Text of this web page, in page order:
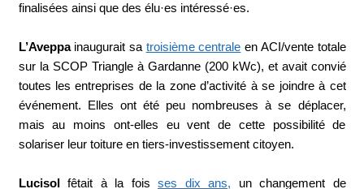
finalisées ainsi que des élu·es intéressé·es.
L’Aveppainaugurait sa troisième centrale en ACI/vente totale
sur la SCOP Triangle à Gardanne (200 kWc), et avait convié
toutes les entreprises de la zone d’activité à se joindre à cet
événement. Elles ont été peu nombreuses à se déplacer,
mais au moins ont-elles eu vent de cette possibilité de
solariser leur toiture en tiers-investissement citoyen.
Lucisolfêtait à la fois ses dix ans, un changement de